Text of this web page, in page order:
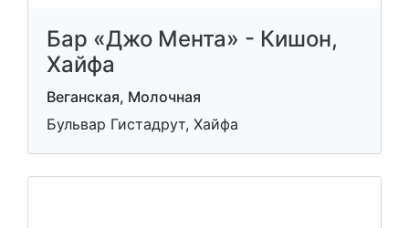
Бар «Джо Мента» - Кишон,
Хайфа
Веганская, Молочная
Бульвар Гистадрут, Хайфа